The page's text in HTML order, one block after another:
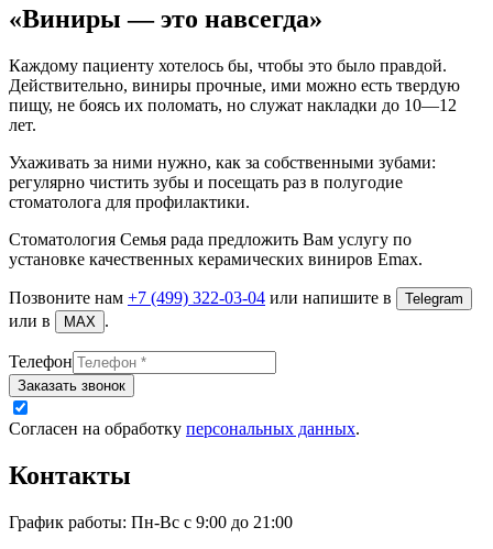
«Виниры — это навсегда»
Каждому пациенту хотелось бы, чтобы это было правдой.
Действительно, виниры прочные, ими можно есть твердую
пищу, не боясь их поломать, но служат накладки до 10—12
лет.
Ухаживать за ними нужно, как за собственными зубами:
регулярно чистить зубы и посещать раз в полугодие
стоматолога для профилактики.
Стоматология Семья рада предложить Вам услугу по
установке качественных керамических виниров Emax.
Позвоните нам +7 (499) 322-03-04 или напишите в Telegram
или в MAX .
Телефон
Заказать звонок
Согласен на обработку персональных данных.
Контакты
График работы: Пн-Вс с 9:00 до 21:00